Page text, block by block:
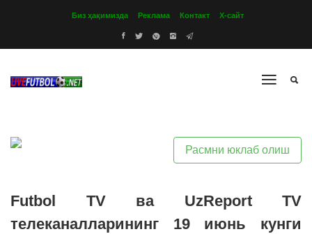
Биз ҳақимизда Реклама Контакт Х-сайт
Расмни юклаб олиш
Futbol TV ва UzReport TV
телеканалларининг 19 июнь кунги